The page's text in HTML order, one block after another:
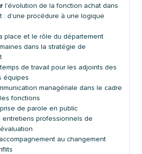
l'évolution de la fonction achat dans
: d'une procédure à une logique
place et le rôle du département
dans la stratégie de
de travail pour les adjoints des
équipes
managériale dans le cadre
fonctions
de parole en public
entretiens professionnels de
au changement